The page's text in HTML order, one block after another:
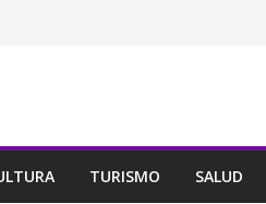
TURISMO SALUD